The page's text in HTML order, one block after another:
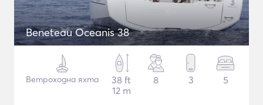
Beneteau Oceanis 38
Ветроходна яхта
38 ft
12 m
8 3 5